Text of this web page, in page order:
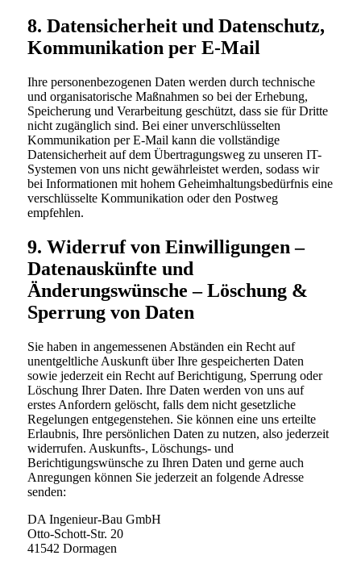
8. Datensicherheit und Datenschutz,
Kommunikation per E-Mail
Ihre personenbezogenen Daten werden durch technische
und organisatorische Maßnahmen so bei der Erhebung,
Speicherung und Verarbeitung geschützt, dass sie für Dritte
nicht zugänglich sind. Bei einer unverschlüsselten
Kommunikation per E-Mail kann die vollständige
Datensicherheit auf dem Übertragungsweg zu unseren IT-
Systemen von uns nicht gewährleistet werden, sodass wir
bei Informationen mit hohem Geheimhaltungsbedürfnis eine
verschlüsselte Kommunikation oder den Postweg
empfehlen.
9. Widerruf von Einwilligungen –
Datenauskünfte und
Änderungswünsche – Löschung &
Sperrung von Daten
Sie haben in angemessenen Abständen ein Recht auf
unentgeltliche Auskunft über Ihre gespeicherten Daten
sowie jederzeit ein Recht auf Berichtigung, Sperrung oder
Löschung Ihrer Daten. Ihre Daten werden von uns auf
erstes Anfordern gelöscht, falls dem nicht gesetzliche
Regelungen entgegenstehen. Sie können eine uns erteilte
Erlaubnis, Ihre persönlichen Daten zu nutzen, also jederzeit
widerrufen. Auskunfts-, Löschungs- und
Berichtigungswünsche zu Ihren Daten und gerne auch
Anregungen können Sie jederzeit an folgende Adresse
senden:
DA Ingenieur-Bau GmbH
Otto-Schott-Str. 20
41542 Dormagen